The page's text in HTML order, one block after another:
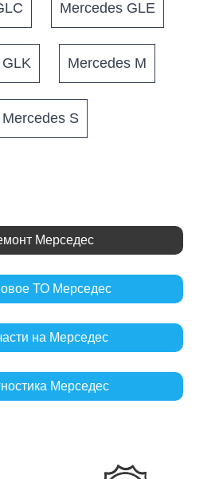
Mercedes GLE
Mercedes M
Mercedes S
Мерседес
ТО Мерседес
на Мерседес
Мерседес